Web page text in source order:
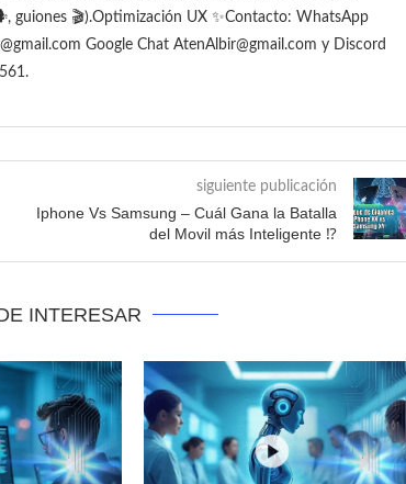
🎬).Optimización UX ✨Contacto: WhatsApp
Google Chat AtenAlbir@gmail.com y Discord
siguiente publicación
Iphone Vs Samsung – Cuál Gana la Batalla
del Movil más Inteligente ⁉️
INTERESAR